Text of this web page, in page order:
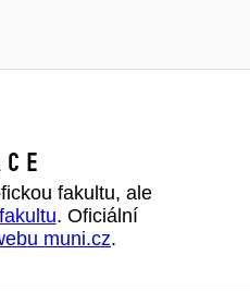
fakultu, ale
. Oficiální
muni.cz.